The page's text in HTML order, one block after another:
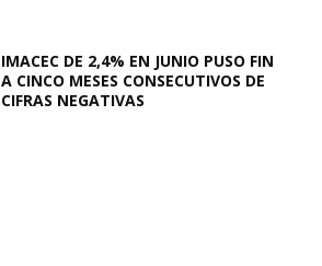
IMACEC DE 2,4% EN JUNIO PUSO FIN
A CINCO MESES CONSECUTIVOS DE
CIFRAS NEGATIVAS